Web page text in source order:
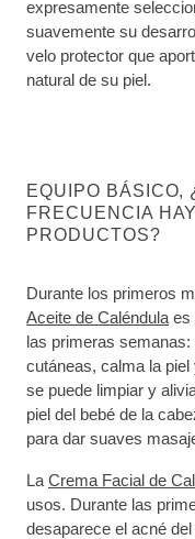
expresamente
suavemente su
velo protector que
natural de su piel.
EQUIPO BÁSICO,
FRECUENCIA
PRODUCTOS?
Durante los primeros
Aceite de Caléndula es
las primeras
cutáneas, calma la
se puede limpiar y
piel del bebé de la
para dar suaves
La Crema Facial de
usos. Durante las
desaparece el acné